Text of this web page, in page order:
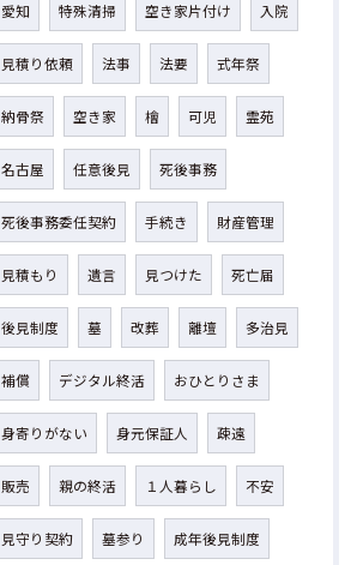
愛知 特殊清掃 空き家片付け 入院
見積り依頼 法事 法要 式年祭
納骨祭 空き家 檜 可児 霊苑
名古屋 任意後見 死後事務
死後事務委任契約 手続き 財産管理
見積もり 遺言 見つけた 死亡届
後見制度 墓 改葬 離壇 多治見
補償 デジタル終活 おひとりさま
身寄りがない 身元保証人 疎遠
販売 親の終活 １人暮らし 不安
見守り契約 墓参り 成年後見制度